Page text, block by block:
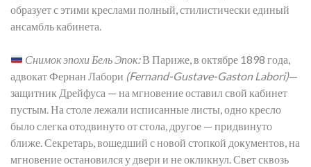
образует с этими креслами полный, стилистически единый
ансамбль кабинета.
Снимок эпохи Бель Эпок:В Париже, в октябре 1898 года,
адвокат Фернан Лабори (Fernand-Gustave-Gaston Labori)—
защитник Дрейфуса — на мгновение оставил свой кабинет
пустым. На столе лежали исписанные листы, одно кресло
было слегка отодвинуто от стола, другое — придвинуто
ближе. Секретарь, вошедший с новой стопкой документов, на
мгновение остановился у двери и не окликнул. Свет сквозь